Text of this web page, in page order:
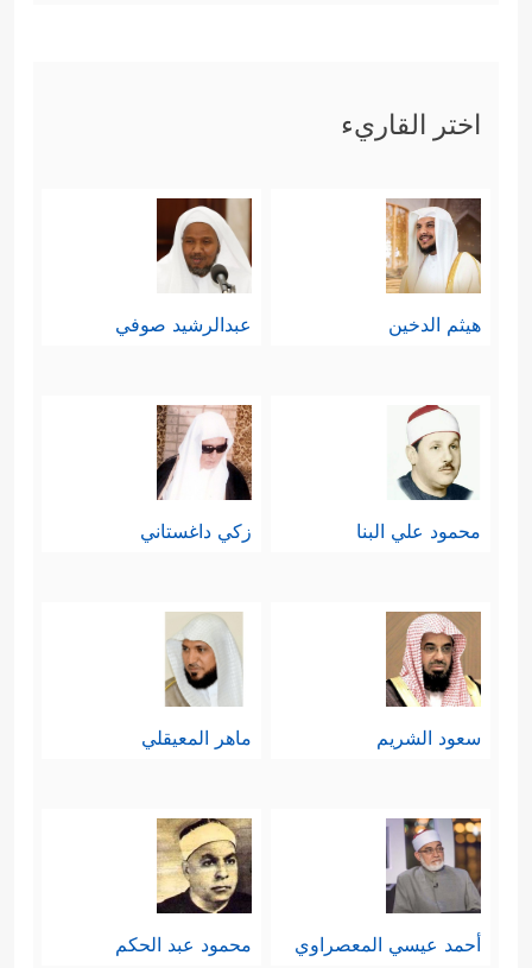
اختر القاريء
هيثم الدخين عبدالرشيد صوفي
محمود علي البنا زكي داغستاني
سعود الشريم ماهر المعيقلي
أحمد عيسي المعصراوي محمود عبد الحكم